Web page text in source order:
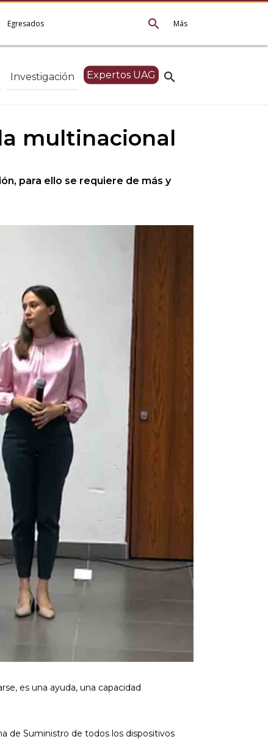
Más
search
Egresados
search
Investigación Expertos UAG
multinacional
para ello se requiere de más y
es una ayuda, una capacidad
de Suministro de todos los dispositivos